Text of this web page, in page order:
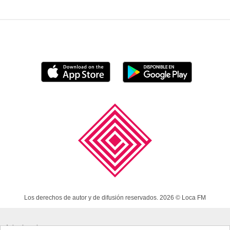
Los derechos de autor y de difusión reservados. 2026 © Loca FM
Aviso Legal